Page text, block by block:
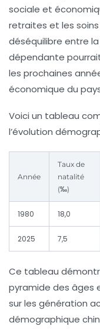
sociale et
retraites et les
déséquilibre entre
dépendante
les prochaines
économique du
Voici un tableau
l’évolution
Année
Taux de
natalité
(‰)
1980 18,0
2025 7,5
Ce tableau
pyramide des âges
sur les génération
démographique